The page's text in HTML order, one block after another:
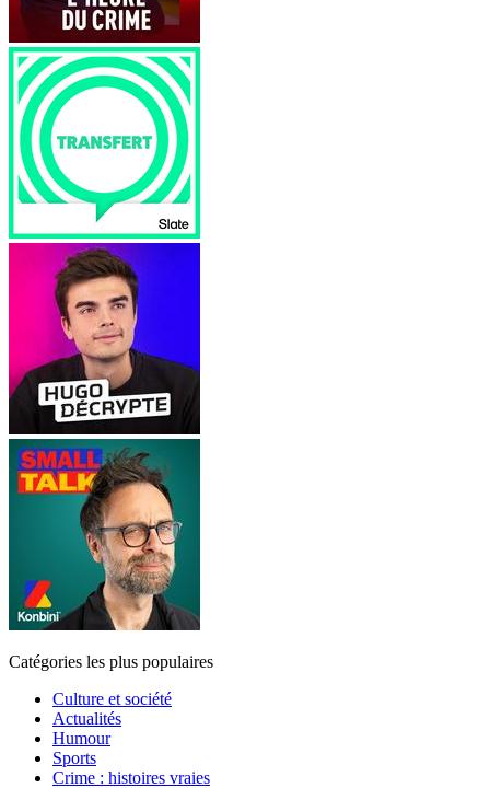
Catégories les plus populaires
Culture et société
Actualités
Humour
Sports
Crime : histoires vraies